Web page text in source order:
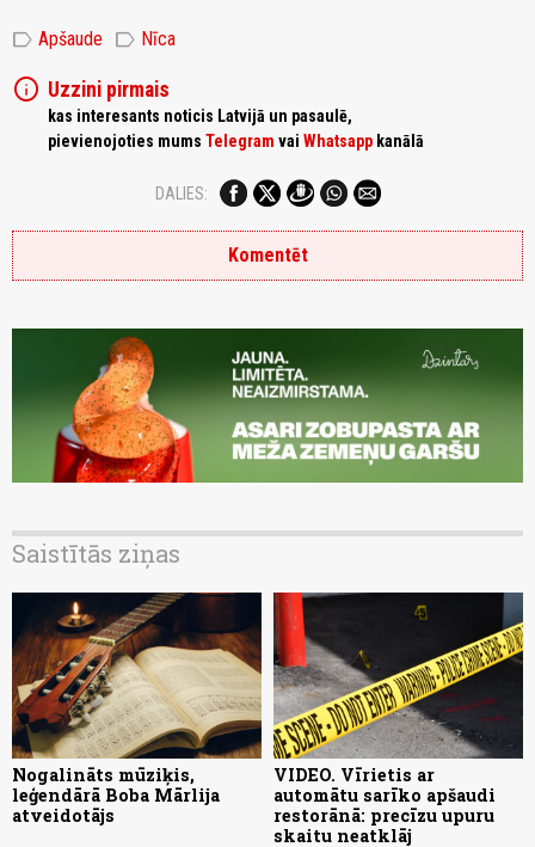
label Apšaude label Nīca
info Uzzini pirmais
kas interesants noticis Latvijā un pasaulē,
pievienojoties mums Telegram vai Whatsapp kanālā
DALIES:
Komentēt
Saistītās ziņas
Nogalināts mūziķis,
leģendārā Boba Mārlija
atveidotājs
VIDEO. Vīrietis ar
automātu sarīko apšaudi
restorānā: precīzu upuru
skaitu neatklāj